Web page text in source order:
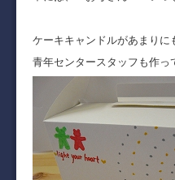
ケーキキャンドルがあまりに
青年センタースタッフも作っ